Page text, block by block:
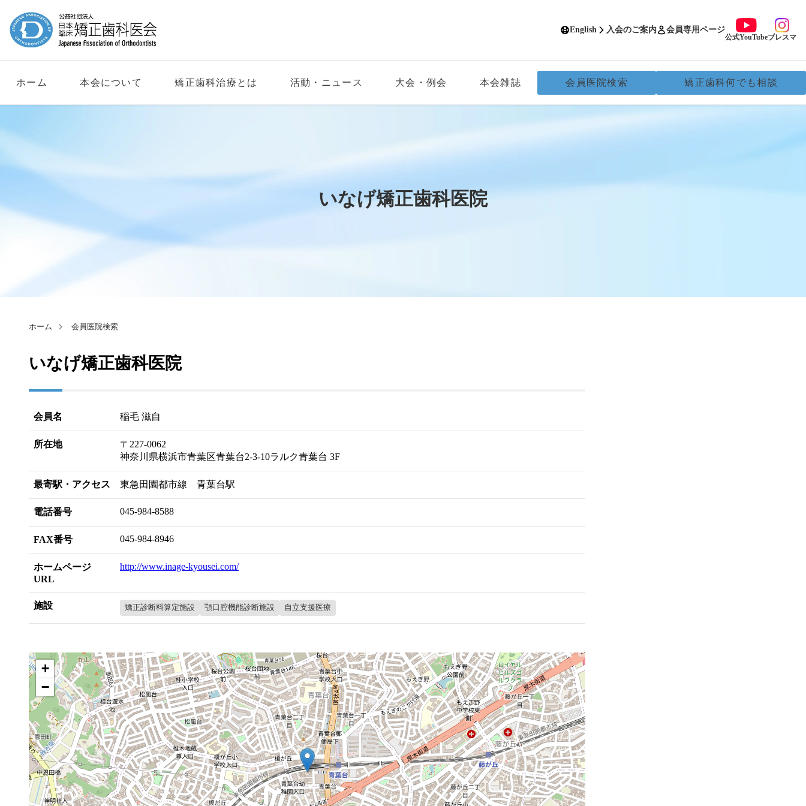
English 入会のご案内 会員専用ページ
公式YouTubeブレスマ
ホーム 本会について 矯正歯科治療とは 活動・ニュース 大会・例会 本会雑誌 会員医院検索 矯正歯科何でも相談
いなげ矯正歯科医院
ホーム 会員医院検索
いなげ矯正歯科医院
会員名 稲毛 滋自
所在地
〒227-0062
神奈川県横浜市青葉区青葉台2-3-10ラルク青葉台 3F
最寄駅・アクセス 東急田園都市線 青葉台駅
電話番号 045-984-8588
FAX番号 045-984-8946
ホームページ
URL
http://www.inage-kyousei.com/
施設 矯正診断料算定施設 顎口腔機能診断施設 自立支援医療
+
−